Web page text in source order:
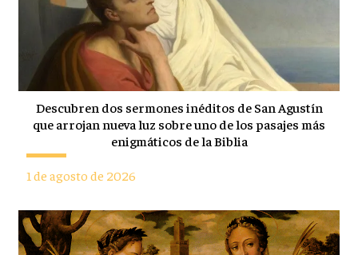
Descubren dos sermones inéditos de San Agustín
que arrojan nueva luz sobre uno de los pasajes más
enigmáticos de la Biblia
1 de agosto de 2026